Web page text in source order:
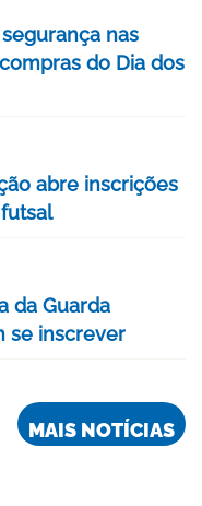
nas
do Dia dos
abre inscrições
da Guarda
se inscrever
MAIS NOTÍCIAS